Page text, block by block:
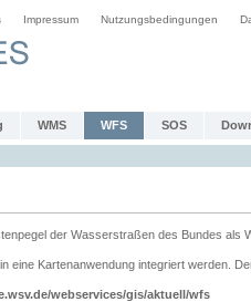
Impressum Nutzungsbedingungen
WMS WFS SOS
der Wasserstraßen des Bundes als
Kartenanwendung integriert werden.
webservices/gis/aktuell/wfs